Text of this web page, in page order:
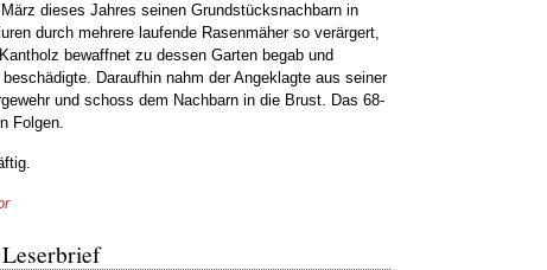
dieses Jahres seinen Grundstücksnachbarn in
durch mehrere laufende Rasenmäher so verärgert,
bewaffnet zu dessen Garten begab und
Daraufhin nahm der Angeklagte aus seiner
und schoss dem Nachbarn in die Brust. Das 68-
Folgen.